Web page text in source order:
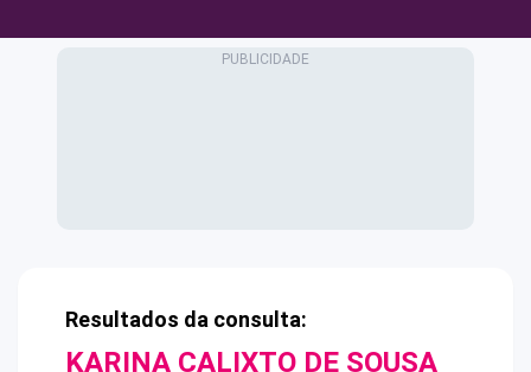
Resultados da consulta:
KARINA CALIXTO DE SOUSA